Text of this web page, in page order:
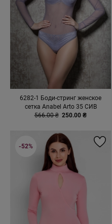
6282-1 Боди-стринг женское
сетка Anabel Arto 35 СИВ
566.00 ₴ 250.00 ₴
-52%